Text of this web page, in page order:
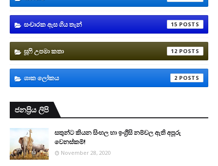
සංචාරක ඇස ගිය තැන් 15
සූෆි උපමා කතා 12
ශාක ලෝකය 2
ජනප්‍රිය ලිපි
සතුන්ට කියන සිංහල හා ඉංග්‍රීසි නම්වල ඇති අපූරු
වෙනස්කම්!
November 28, 2020